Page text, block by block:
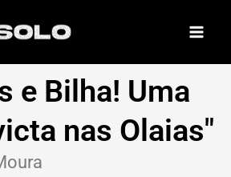
e Bilha! Uma
nas Olaias"